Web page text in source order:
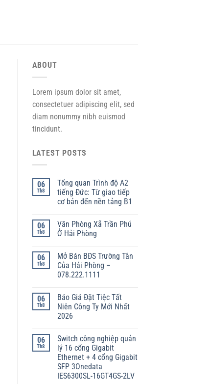
ABOUT
Lorem ipsum dolor sit amet,
consectetuer adipiscing elit, sed
diam nonummy nibh euismod
tincidunt.
LATEST POSTS
06
Th8
Tổng quan Trình độ A2
tiếng Đức: Từ giao tiếp
cơ bản đến nền tảng B1
06
Th8
Văn Phòng Xã Trần Phú
Ở Hải Phòng
06
Th8
Mở Bán BĐS Trường Tân
Của Hải Phòng –
078.222.1111
06
Th8
Báo Giá Đặt Tiệc Tất
Niên Công Ty Mới Nhất
2026
06
Th8
Switch công nghiệp quản
lý 16 cổng Gigabit
Ethernet + 4 cổng Gigabit
SFP 3Onedata
IES6300SL-16GT4GS-2LV